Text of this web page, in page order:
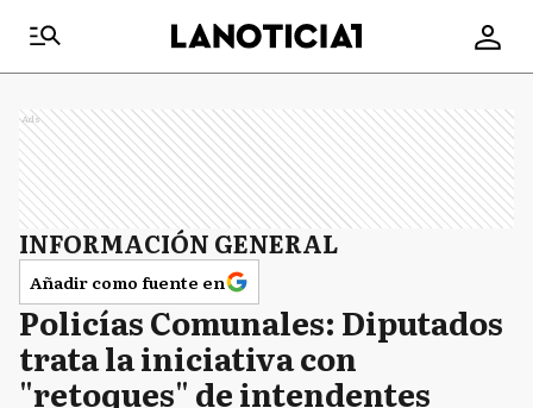
Ads
INFORMACIÓN GENERAL
Añadir como fuente en
Policías Comunales: Diputados
trata la iniciativa con
"retoques" de intendentes